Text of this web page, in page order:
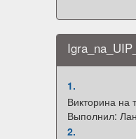
1.
Викторина на
Выполнил:
2.